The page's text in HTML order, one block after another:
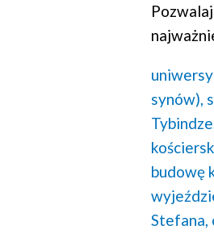
synów),
Tybindze,
budowę
Stefana,